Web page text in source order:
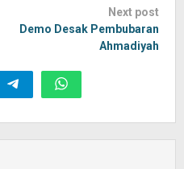
Next post
Demo Desak Pembubaran
Ahmadiyah